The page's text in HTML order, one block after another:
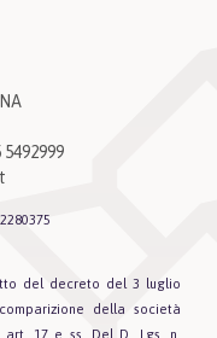
del decreto del 3 luglio
della società
17 e ss. Del D. Lgs. n.